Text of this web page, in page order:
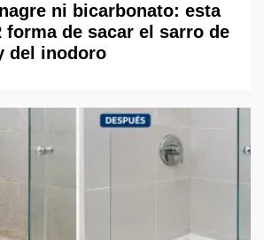
ni bicarbonato: esta
forma de sacar el sarro de
del inodoro